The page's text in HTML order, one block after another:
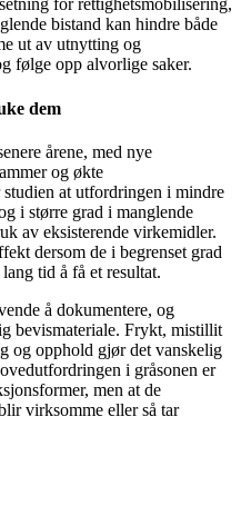
for rettighetsmobilisering,
bistand kan hindre både
ut av utnytting og
følge opp alvorlige saker.
dem
årene, med nye
og økte
at utfordringen i mindre
i større grad i manglende
av eksisterende virkemidler.
dersom de i begrenset grad
tid å få et resultat.
å dokumentere, og
bevismateriale. Frykt, mistillit
og opphold gjør det vanskelig
i gråsonen er
men at de
virksomme eller så tar